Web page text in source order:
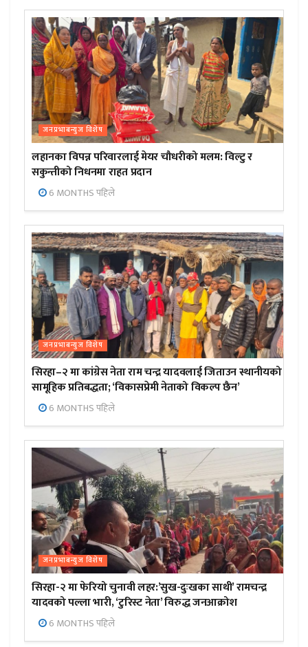
जनप्रभाबन्युज विशेष
लहानका विपन्न परिवारलाई मेयर चौधरीको मलम: विल्टु र
सकुन्तीको निधनमा राहत प्रदान
6 MONTHS पहिले
जनप्रभाबन्युज विशेष
सिरहा–२ मा कांग्रेस नेता राम चन्द्र यादवलाई जिताउन स्थानीयको
सामूहिक प्रतिबद्धता; ‘विकासप्रेमी नेताको विकल्प छैन’
6 MONTHS पहिले
जनप्रभाबन्युज विशेष
सिरहा-२ मा फेरियो चुनावी लहर:’सुख-दुःखका साथी’ रामचन्द्र
यादवको पल्ला भारी, ‘टुरिस्ट नेता’ विरुद्ध जनआक्रोश
6 MONTHS पहिले